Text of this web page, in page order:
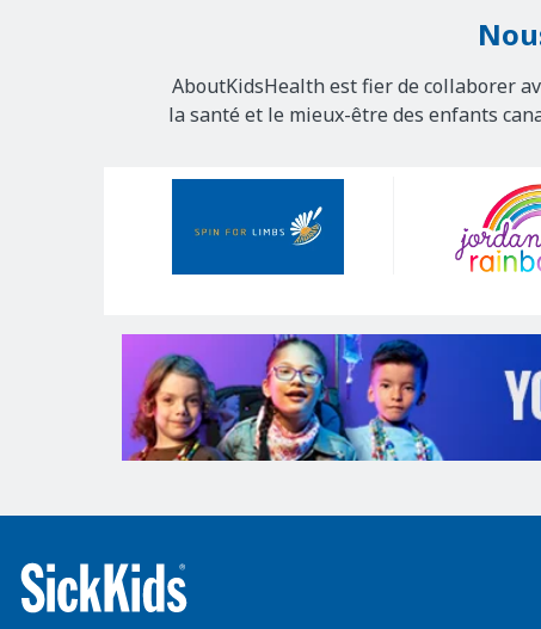
AboutKidsHealth est fier de collaborer
la santé et le mieux-être des enfants